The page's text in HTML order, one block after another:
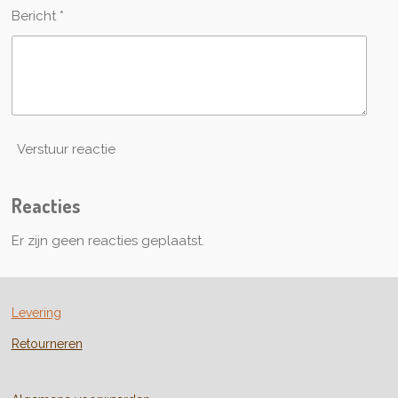
n
Bericht *
Verstuur reactie
Reacties
Er zijn geen reacties geplaatst.
Levering
Retourneren